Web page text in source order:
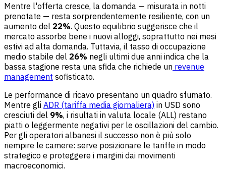
Mentre l'offerta cresce, la domanda — misurata in notti
prenotate — resta sorprendentemente resiliente, con un
aumento del 22%. Questo equilibrio suggerisce che il
mercato assorbe bene i nuovi alloggi, soprattutto nei mesi
estivi ad alta domanda. Tuttavia, il tasso di occupazione
medio stabile del 26% negli ultimi due anni indica che la
bassa stagione resta una sfida che richiede un revenue
management sofisticato.
Le performance di ricavo presentano un quadro sfumato.
Mentre gli ADR (tariffa media giornaliera) in USD sono
cresciuti del 9%, i risultati in valuta locale (ALL) restano
piatti o leggermente negativi per le oscillazioni del cambio.
Per gli operatori albanesi il successo non è più solo
riempire le camere: serve posizionare le tariffe in modo
strategico e proteggere i margini dai movimenti
macroeconomici.